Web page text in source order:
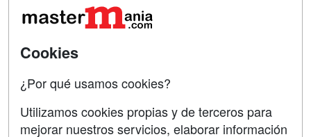
Contactar
Copyleft
Cookies
¿Por qué usamos cookies?
Utilizamos cookies propias y de terceros para
mejorar nuestros servicios, elaborar información